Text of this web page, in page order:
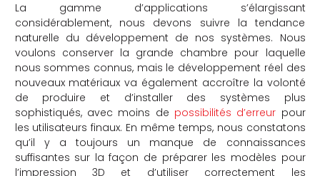
La gamme d’applications s’élargissant
considérablement, nous devons suivre la tendance
naturelle du développement de nos systèmes. Nous
voulons conserver la grande chambre pour laquelle
nous sommes connus, mais le développement réel des
nouveaux matériaux va également accroître la volonté
de produire et d’installer des systèmes plus
sophistiqués, avec moins de possibilités d’erreur pour
les utilisateurs finaux. En même temps, nous constatons
qu’il y a toujours un manque de connaissances
suffisantes sur la façon de préparer les modèles pour
l’impression 3D et d’utiliser correctement les